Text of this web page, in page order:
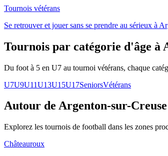
Tournois vétérans
Se retrouver et jouer sans se prendre au sérieux à
Tournois par catégorie d'âge à
Du foot à 5 en U7 au tournoi vétérans, chaque
U7U9U11U13U15U17SeniorsVétérans
Autour de Argenton-sur-Creuse
Explorez les tournois de football dans les zones
Châteauroux